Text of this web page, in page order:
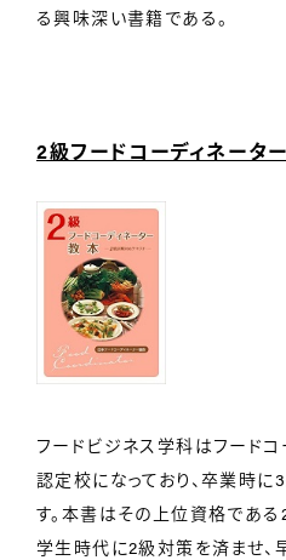
る興味深い書籍である。
2級フードコーディネータ
フードビジネス学科はフード
認定校になっており、卒業時
す。本書はその上位資格である
学生時代に2級対策を済ませ